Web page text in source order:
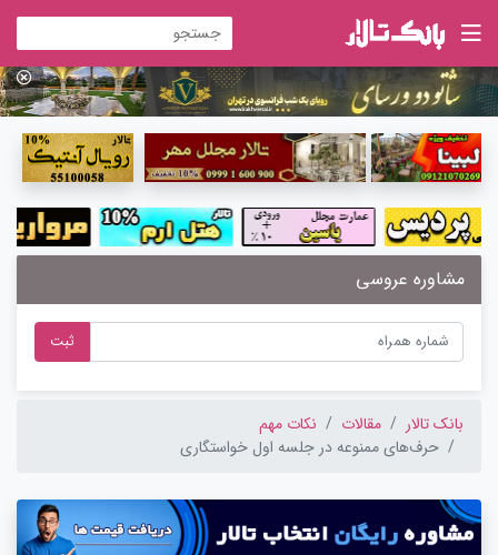
مشاوره عروسی
ثبت
بانک تالار مقالات
نکات مهم
حرف‌های ممنوعه در جلسه اول خواستگاری